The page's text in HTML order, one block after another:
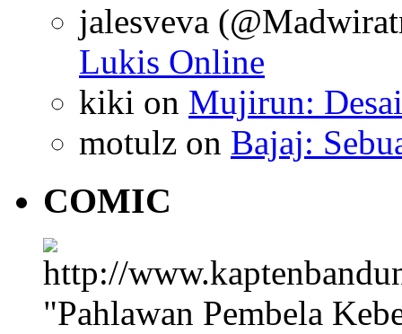
jalesveva
Lukis Online
kiki on Mujirun:
motulz on Bajaj:
COMIC
"Pahlawan Pembela